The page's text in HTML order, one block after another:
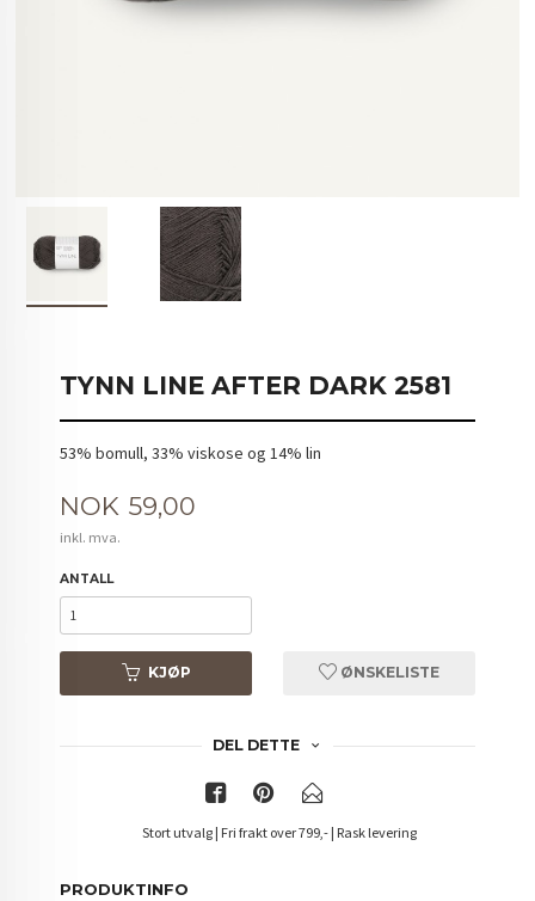
TYNN LINE AFTER DARK 2581
53% bomull, 33% viskose og 14% lin
Pris
NOK 59,00
inkl. mva.
ANTALL
KJØP ØNSKELISTE
DEL DETTE
Stort utvalg | Fri frakt over 799,- | Rask levering
PRODUKTINFO